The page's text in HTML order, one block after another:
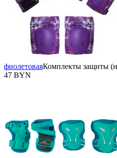
фиолетоваяКомплекты защиты
47 BYN